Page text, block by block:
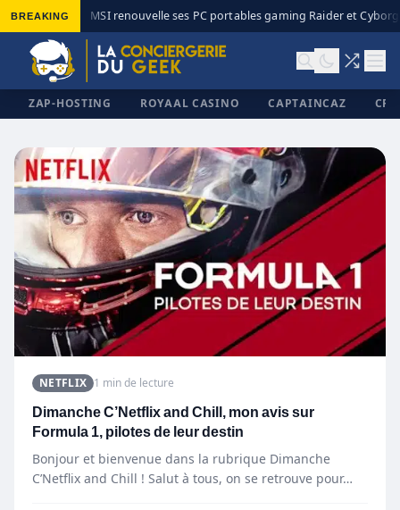
BREAKING MSI renouvelle ses PC portables gaming Raider et
ZAP-HOSTING ROYAAL CASINO CAPTAINCAZ
✕
NETFLIX 1 min de lecture
Dimanche C’Netflix and Chill, mon avis sur
Formula 1, pilotes de leur destin
Bonjour et bienvenue dans la rubrique Dimanche
C’Netflix and Chill ! Salut à tous, on se retrouve pour…